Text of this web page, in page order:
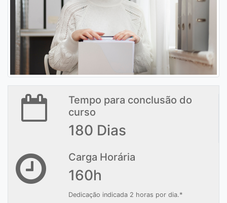
Tempo para conclusão do
curso
180 Dias
Carga Horária
160h
Dedicação indicada 2 horas por dia.*